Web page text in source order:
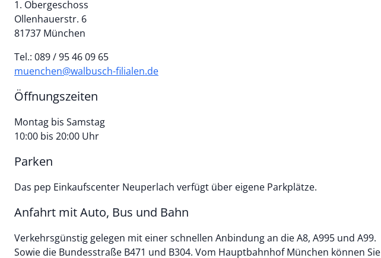
1. Obergeschoss
Ollenhauerstr. 6
81737 München
Tel.: 089 / 95 46 09 65
muenchen@walbusch-filialen.de
Öffnungszeiten
Montag bis Samstag
10:00 bis 20:00 Uhr
Parken
Das pep Einkaufscenter Neuperlach verfügt über eigene Parkplätze.
Anfahrt mit Auto, Bus und Bahn
Verkehrsgünstig gelegen mit einer schnellen Anbindung an die A8, A995 und A99.
Sowie die Bundesstraße B471 und B304. Vom Hauptbahnhof München können Sie